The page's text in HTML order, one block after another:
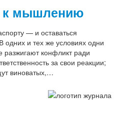
к мышлению
— и оставаться
одних и тех же условиях одни
разжигают конфликт ради
за свои реакции;
виноватых,…